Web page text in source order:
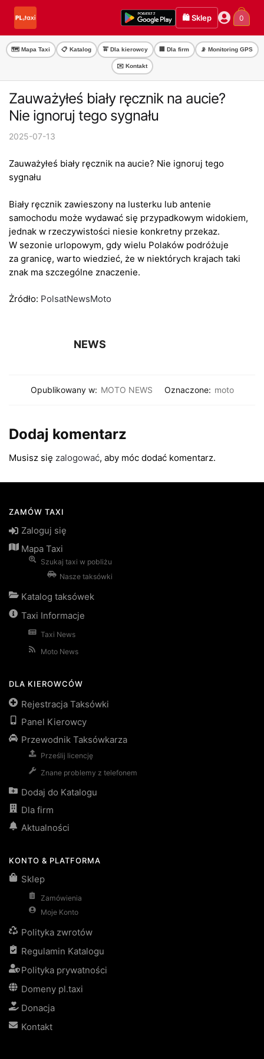
Przejdź
nawigacji
Przejdź
treści
🛍️ Sklep 0
🗺️ Mapa Taxi 📋 Katalog 🚖 Dla kierowcy 🏢 Dla firm 📡 Monitoring GPS
✉️ Kontakt
Zauważyłeś biały ręcznik na aucie?
Nie ignoruj tego sygnału
2025-07-13
Zauważyłeś biały ręcznik na aucie? Nie ignoruj tego
sygnału
Biały ręcznik zawieszony na lusterku lub antenie
samochodu może wydawać się przypadkowym widokiem,
jednak w rzeczywistości niesie konkretny przekaz.
W sezonie urlopowym, gdy wielu Polaków podróżuje
za granicę, warto wiedzieć, że w niektórych krajach taki
znak ma szczególne znaczenie.
Żródło: PolsatNewsMoto
NEWS
Opublikowany w: MOTO NEWS Oznaczone: moto
Dodaj komentarz
Musisz się zalogować, aby móc dodać komentarz.
ZAMÓW TAXI
Zaloguj się
Mapa Taxi
Szukaj taxi w pobliżu
Nasze taksówki
Katalog taksówek
Taxi Informacje
Taxi News
Moto News
DLA KIEROWCÓW
Rejestracja Taksówki
Panel Kierowcy
Przewodnik Taksówkarza
Prześlij licencję
Znane problemy z telefonem
Dodaj do Katalogu
Dla firm
Aktualności
KONTO & PLATFORMA
Sklep
Zamówienia
Moje Konto
Polityka zwrotów
Regulamin Katalogu
Polityka prywatności
Domeny pl.taxi
Donacja
Kontakt